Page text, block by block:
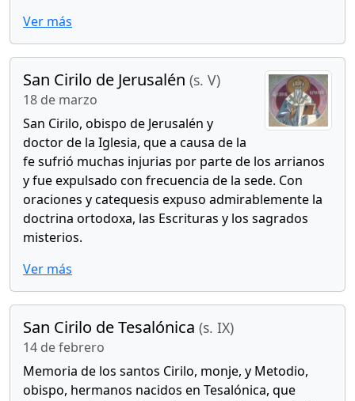
Ver más
San Cirilo de Jerusalén (s. V)
18 de marzo
San Cirilo, obispo de Jerusalén y
doctor de la Iglesia, que a causa de la
fe sufrió muchas injurias por parte de los arrianos
y fue expulsado con frecuencia de la sede. Con
oraciones y catequesis expuso admirablemente la
doctrina ortodoxa, las Escrituras y los sagrados
misterios.
Ver más
San Cirilo de Tesalónica (s. IX)
14 de febrero
Memoria de los santos Cirilo, monje, y Metodio,
obispo, hermanos nacidos en Tesalónica, que